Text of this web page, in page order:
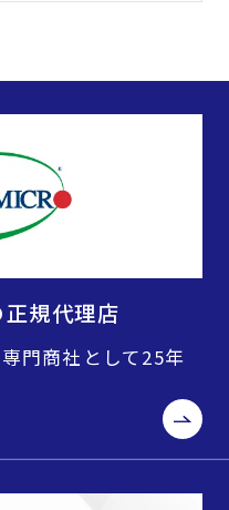
規代理店
門商社として25年